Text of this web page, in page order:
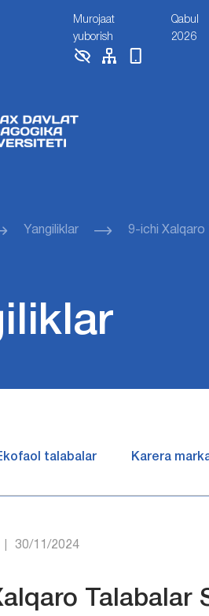
Murojaat
yuborish
Qabul
2026
Yangiliklar 9-ichi Xalqaro
talabalar Karera
30/11/2024
Talabalar